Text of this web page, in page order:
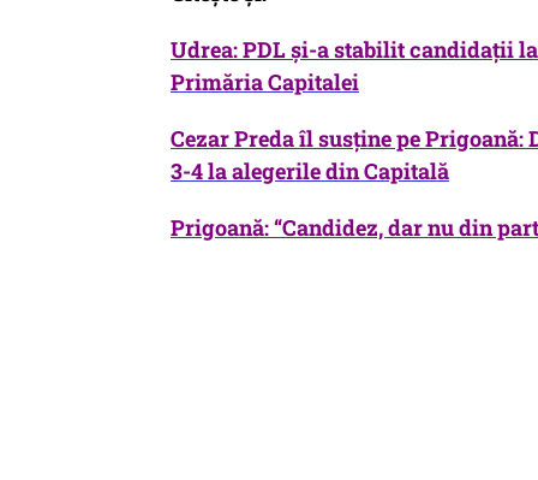
Udrea: PDL şi-a stabilit candidaţii
Primăria Capitalei
Cezar Preda îl susține pe
3-4 la alegerile din Capitală
Prigoană: “Candidez, dar nu din